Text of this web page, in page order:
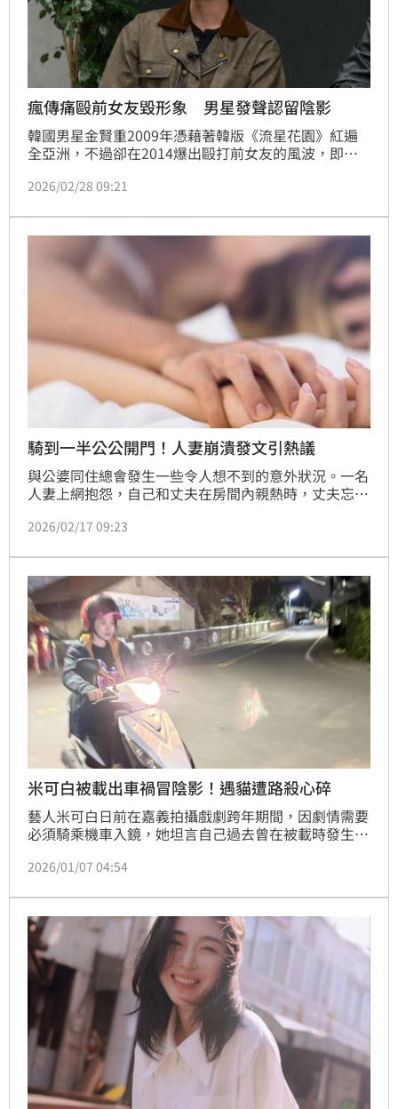
瘋傳痛毆前女友毀形象 男星發聲認留陰影
韓國男星金賢重2009年憑藉著韓版《流星花園》紅遍
全亞洲，不過卻在2014爆出毆打前女友的風波，即使
隔多年，金賢重登上節目罕見提起往事，坦承1原因留
2026/02/28 09:21
騎到一半公公開門！人妻崩潰發文引熱議
與公婆同住總會發生一些令人想不到的意外狀況。一名
人妻上網抱怨，自己和丈夫在房間內親熱時，丈夫忘了
當時「騎在丈夫身上」，裸上身正對門口，與公公四目
現在都沒臉下樓」，文章曝光引發熱議，許多網友心疼
直呼：「這陰影一輩子忘不了」。
2026/02/17 09:23
米可白被載出車禍冒陰影！遇貓遭路殺心碎
藝人米可白日前在嘉義拍攝戲劇跨年期間，因劇情需要
必須騎乘機車入鏡，她坦言自己過去曾在被載時發生過
恐懼，在收工後仍陪她練車到晚上9點，讓她直呼「是
注。趙浩雲
2026/01/07 04:54